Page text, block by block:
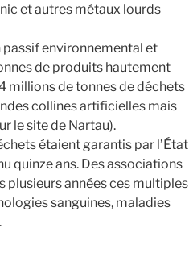
et autres métaux lourds
passif environnemental et
de produits hautement
millions de tonnes de déchets
collines artificielles mais
le site de Nartau).
étaient garantis par l’État
quinze ans. Des associations
années ces multiples
sanguines, maladies